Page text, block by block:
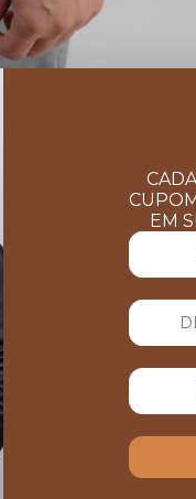
AVALIAÇÕES
Nenhuma avaliação
EM